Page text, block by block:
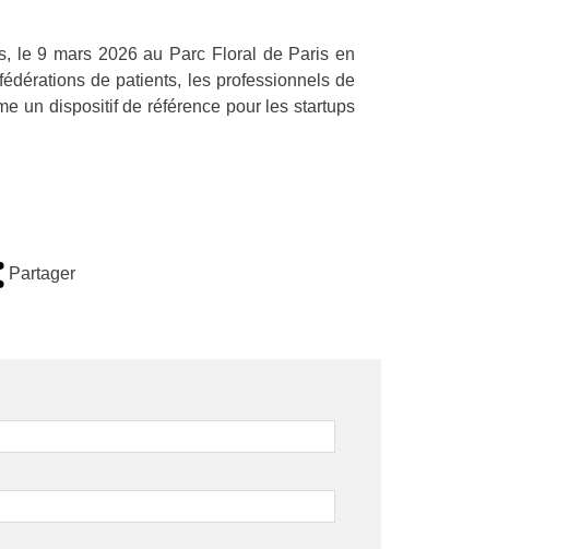
le 9 mars 2026 au Parc Floral de Paris en
de patients, les professionnels de
un dispositif de référence pour les startups
Partager